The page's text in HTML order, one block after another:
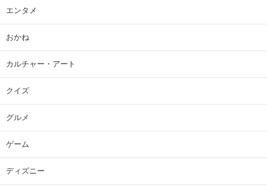
エンタメ
おかね
カルチャー・アート
クイズ
グルメ
ゲーム
ディズニー